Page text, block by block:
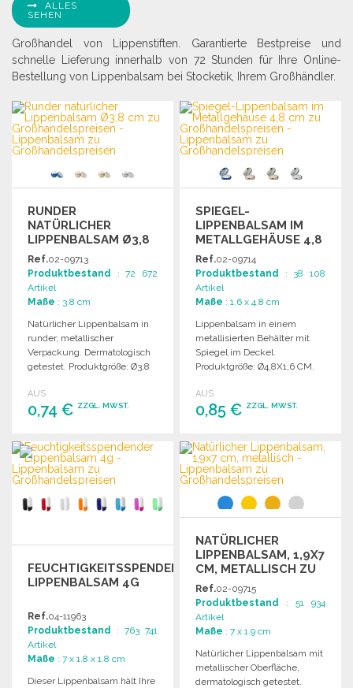
ALLES
SEHEN
Großhandel von Lippenstiften. Garantierte Bestpreise und
schnelle Lieferung innerhalb von 72 Stunden für Ihre Online-
Bestellung von Lippenbalsam bei Stocketik, Ihrem Großhändler.
RUNDER
NATÜRLICHER
LIPPENBALSAM Ø3,8
CM
Ref.02-09713
Produktbestand : 72 672
Artikel
Maße : 3.8 cm
Natürlicher Lippenbalsam in
runder, metallischer
Verpackung. Dermatologisch
getestet. Produktgröße: Ø3,8
AUS
0,74 € ZZGL. MWST.
BESTELLEN
Angebot anfordern
SPIEGEL-
LIPPENBALSAM IM
METALLGEHÄUSE 4,8
CM
Ref.02-09714
Produktbestand : 38 108
Artikel
Maße : 1.6 x 4.8 cm
Lippenbalsam in einem
metallisierten Behälter mit
Spiegel im Deckel.
Produktgröße: Ø4,8X1,6 CM.
AUS
0,85 € ZZGL. MWST.
BESTELLEN
Angebot anfordern
FEUCHTIGKEITSSPENDENDER
LIPPENBALSAM 4G
Ref.04-11963
Produktbestand : 763 741
Artikel
Maße : 7 x 1.8 x 1.8 cm
Dieser Lippenbalsam hält Ihre
NATÜRLICHER
LIPPENBALSAM, 1,9X7
CM, METALLISCH ZU
GROSSHANDELSPREISEN
Ref.02-09715
Produktbestand : 51 934
Artikel
Maße : 7 x 1.9 cm
Natürlicher Lippenbalsam mit
metallischer Oberfläche,
dermatologisch getestet.